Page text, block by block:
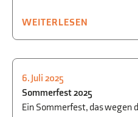
WEITERLESEN
FEIERN
6. Juli 2025
Sommerfest 2025
Ein Sommerfest, das wegen